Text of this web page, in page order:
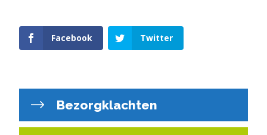
Facebook Twitter
Bezorgklachten